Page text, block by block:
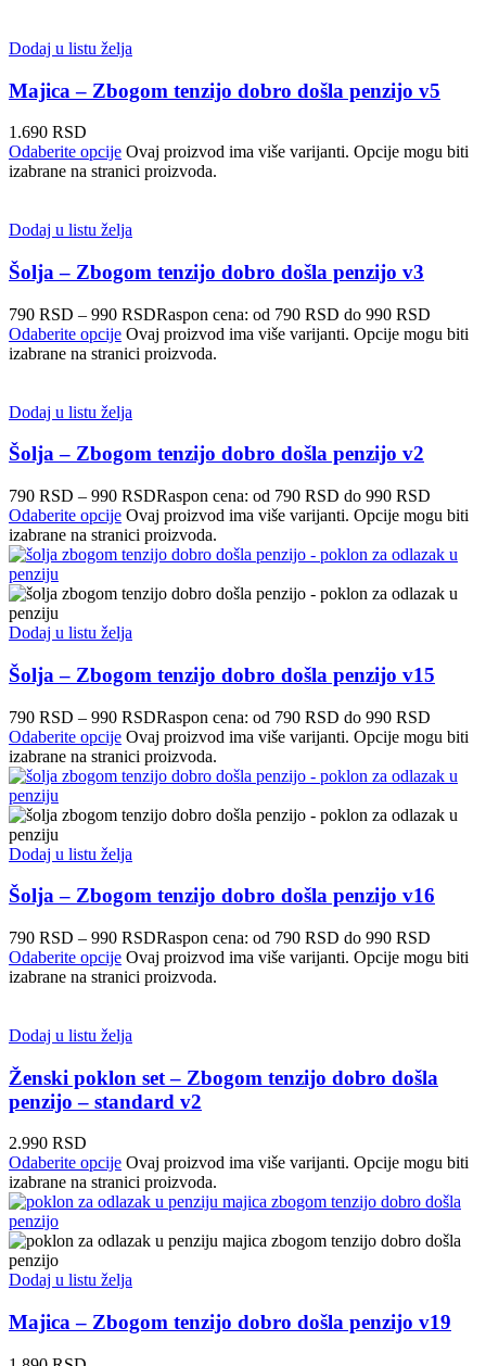
Dodaj u listu želja
Majica – Zbogom tenzijo dobro došla penzijo v5
1.690 RSD
Odaberite opcije Ovaj proizvod ima više varijanti. Opcije mogu biti
izabrane na stranici proizvoda.
Dodaj u listu želja
Šolja – Zbogom tenzijo dobro došla penzijo v3
790 RSD – 990 RSDRaspon cena: od 790 RSD do 990 RSD
Odaberite opcije Ovaj proizvod ima više varijanti. Opcije mogu biti
izabrane na stranici proizvoda.
Dodaj u listu želja
Šolja – Zbogom tenzijo dobro došla penzijo v2
790 RSD – 990 RSDRaspon cena: od 790 RSD do 990 RSD
Odaberite opcije Ovaj proizvod ima više varijanti. Opcije mogu biti
izabrane na stranici proizvoda.
Dodaj u listu želja
Šolja – Zbogom tenzijo dobro došla penzijo v15
790 RSD – 990 RSDRaspon cena: od 790 RSD do 990 RSD
Odaberite opcije Ovaj proizvod ima više varijanti. Opcije mogu biti
izabrane na stranici proizvoda.
Dodaj u listu želja
Šolja – Zbogom tenzijo dobro došla penzijo v16
790 RSD – 990 RSDRaspon cena: od 790 RSD do 990 RSD
Odaberite opcije Ovaj proizvod ima više varijanti. Opcije mogu biti
izabrane na stranici proizvoda.
Dodaj u listu želja
Ženski poklon set – Zbogom tenzijo dobro došla
penzijo – standard v2
2.990 RSD
Odaberite opcije Ovaj proizvod ima više varijanti. Opcije mogu biti
izabrane na stranici proizvoda.
Dodaj u listu želja
Majica – Zbogom tenzijo dobro došla penzijo v19